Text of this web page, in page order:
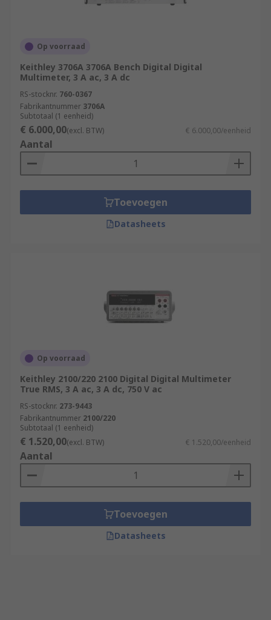
Op voorraad
Keithley 3706A 3706A Bench Digital Digital
Multimeter, 3 A ac, 3 A dc
RS-stocknr. 760-0367
Fabrikantnummer 3706A
Subtotaal (1 eenheid)
€ 6.000,00(excl. BTW) € 6.000,00/eenheid
Aantal
Toevoegen
Datasheets
Op voorraad
Keithley 2100/220 2100 Digital Digital Multimeter
True RMS, 3 A ac, 3 A dc, 750 V ac
RS-stocknr. 273-9443
Fabrikantnummer 2100/220
Subtotaal (1 eenheid)
€ 1.520,00(excl. BTW) € 1.520,00/eenheid
Aantal
Toevoegen
Datasheets